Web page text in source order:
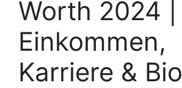
Worth 2024 |
Einkommen,
Karriere & Bio